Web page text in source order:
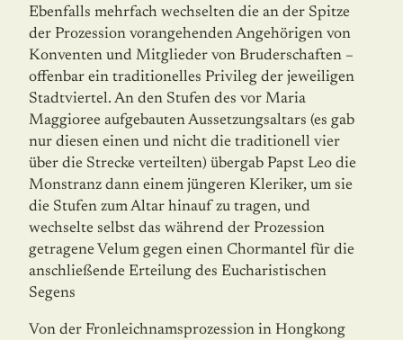
Ebenfalls mehrfach wech­selten die an der Spitze
der Prozession vorangehenden Angehörigen von
Konventen und Mitglieder von Bruderschaften –
offenbar ein traditio­nelles Privileg der jeweiligen
Stadt­viertel. An den Stufen des vor Maria
Maggioree aufgebauten Aussetzungsaltars (es gab
nur diesen einen und nicht die traditionell vier
über die Strecke verteilten) übergab Papst Leo die
Monstranz dann einem jüngeren Kleriker, um sie
die Stufen zum Altar hinauf zu tragen, und
wechselte selbst das während der Prozession
getragene Velum gegen einen Chormantel für die
anschließende Erteilung des Eucharistischen
Segens
Von der Fronleichnamsprozession in Hongkong